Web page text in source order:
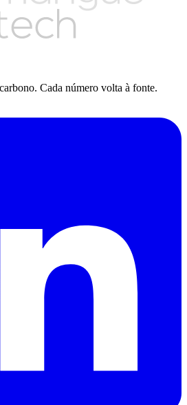
Cada número volta à fonte.